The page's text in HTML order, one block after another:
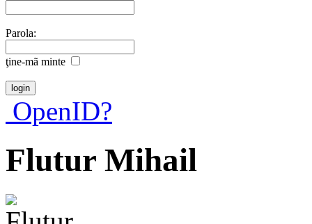
Parola:
ţine-mã minte
OpenID?
Flutur Mihail